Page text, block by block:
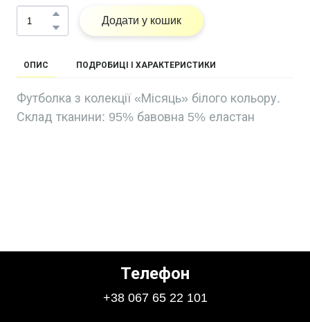
Додати у кошик
ОПИС ПОДРОБИЦІ І ХАРАКТЕРИСТИКИ
Футболка з колекції «Місяць» білого кольору.
Склад тканини: 95% бавовна 5% еластан
Телефон
+38 067 65 22 101